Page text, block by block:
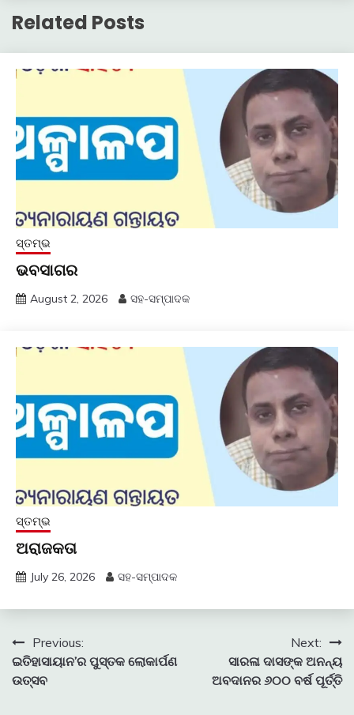
Related Posts
ସ୍ତମ୍ଭ
ଭବସାଗର
August 2, 2026 ସହ-ସମ୍ପାଦକ
ସ୍ତମ୍ଭ
ଅରାଜକତା
July 26, 2026 ସହ-ସମ୍ପାଦକ
Post
navigation
Previous:
ଇତିହାସାୟାନ’ର ପୁସ୍ତକ ଲୋକାର୍ପଣ
ଉତ୍ସବ
Next:
ସାରଳା ଦାସଙ୍କ ଅନନ୍ୟ
ଅବଦାନର ୬୦୦ ବର୍ଷ ପୂର୍ତ୍ତି